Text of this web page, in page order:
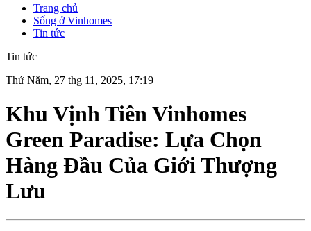
Trang chủ
Sống ở Vinhomes
Tin tức
Tin tức
Thứ Năm, 27 thg 11, 2025, 17:19
Khu Vịnh Tiên Vinhomes
Green Paradise: Lựa Chọn
Hàng Đầu Của Giới Thượng
Lưu